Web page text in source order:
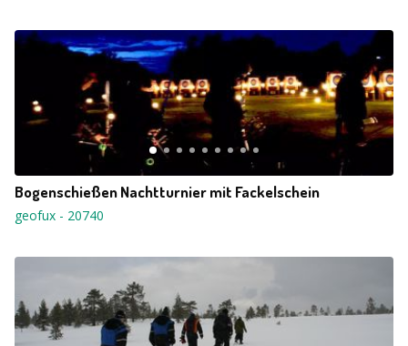
Bogenschießen Nachtturnier mit Fackelschein
geofux - 20740